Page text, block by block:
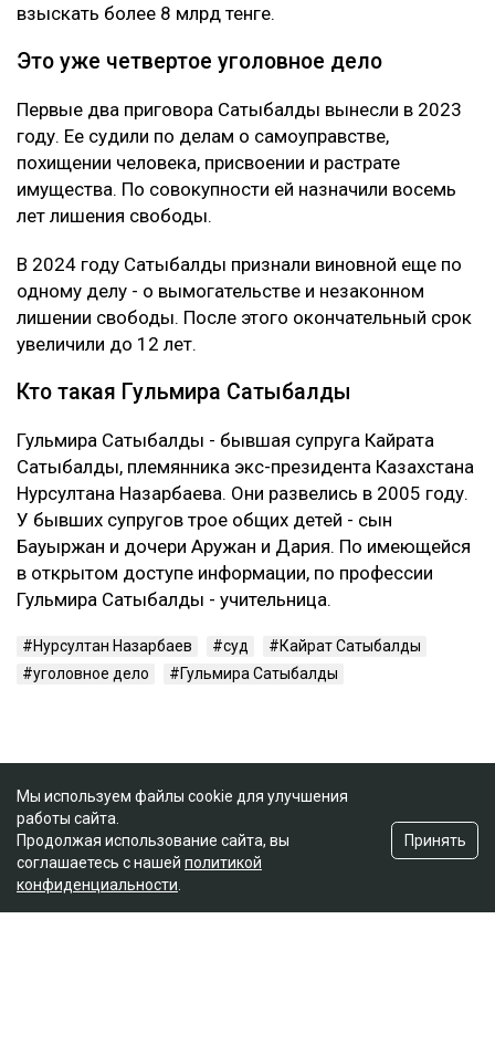
взыскать более 8 млрд тенге.
Это уже четвертое уголовное дело
Первые два приговора Сатыбалды вынесли в 2023
году. Ее судили по делам о самоуправстве,
похищении человека, присвоении и растрате
имущества. По совокупности ей назначили восемь
лет лишения свободы.
В 2024 году Сатыбалды признали виновной еще по
одному делу - о вымогательстве и незаконном
лишении свободы. После этого окончательный срок
увеличили до 12 лет.
Кто такая Гульмира Сатыбалды
Гульмира Сатыбалды - бывшая супруга Кайрата
Сатыбалды, племянника экс-президента Казахстана
Нурсултана Назарбаева. Они развелись в 2005 году.
У бывших супругов трое общих детей - сын
Бауыржан и дочери Аружан и Дария. По имеющейся
в открытом доступе информации, по профессии
Гульмира Сатыбалды - учительница.
Нурсултан Назарбаев суд
Кайрат Сатыбалды
уголовное дело
Гульмира Сатыбалды
Мы используем файлы cookie для улучшения
работы сайта.
Продолжая использование сайта, вы
соглашаетесь с нашей политикой
конфиденциальности
Принять